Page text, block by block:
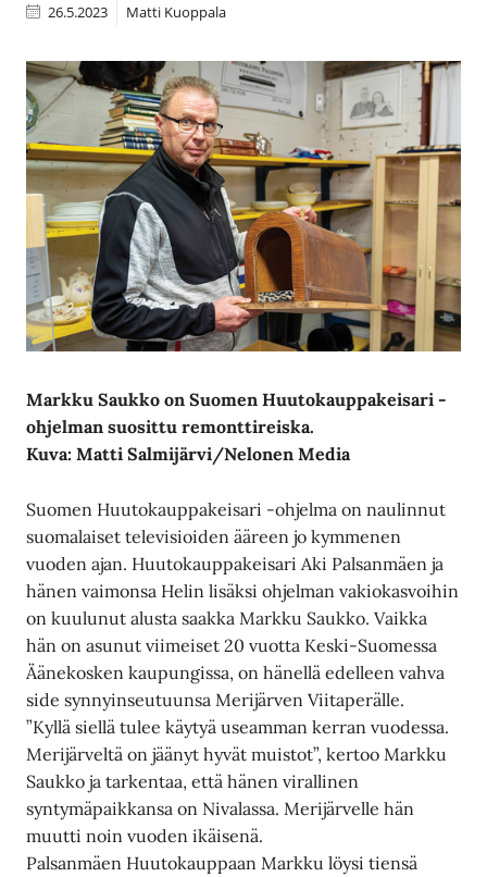
26.5.2023 Matti Kuoppala
Markku Saukko on Suomen Huutokauppakeisari -
ohjelman suosittu remonttireiska.
Kuva: Matti Salmijärvi/Nelonen Media
Suomen Huutokauppakeisari -ohjelma on naulinnut
suomalaiset televisioiden ääreen jo kymmenen
vuoden ajan. Huutokauppakeisari Aki Palsanmäen ja
hänen vaimonsa Helin lisäksi ohjelman vakiokasvoihin
on kuulunut alusta saakka Markku Saukko. Vaikka
hän on asunut viimeiset 20 vuotta Keski-Suomessa
Äänekosken kaupungissa, on hänellä edelleen vahva
side synnyinseutuunsa Merijärven Viitaperälle.
”Kyllä siellä tulee käytyä useamman kerran vuodessa.
Merijärveltä on jäänyt hyvät muistot”, kertoo Markku
Saukko ja tarkentaa, että hänen virallinen
syntymäpaikkansa on Nivalassa. Merijärvelle hän
muutti noin vuoden ikäisenä.
Palsanmäen Huutokauppaan Markku löysi tiensä